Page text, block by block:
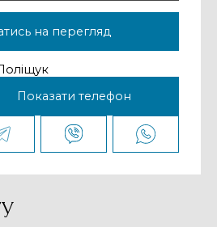
на перегляд
Показати телефон